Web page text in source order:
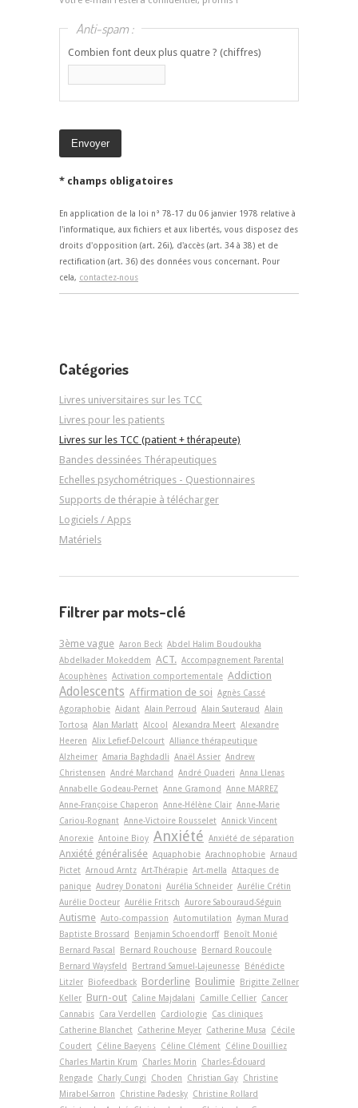
Anti-spam :
Combien font deux plus quatre ? (chiffres)
* champs obligatoires
En application de la loi n° 78-17 du 06 janvier 1978 relative à
l'informatique, aux fichiers et aux libertés, vous disposez des
droits d'opposition (art. 26i), d'accès (art. 34 à 38) et de
rectification (art. 36) des données vous concernant. Pour
cela, contactez-nous
Catégories
Livres universitaires sur les TCC
Livres pour les patients
Livres sur les TCC (patient + thérapeute)
Bandes dessinées Thérapeutiques
Echelles psychométriques - Questionnaires
Supports de thérapie à télécharger
Logiciels / Apps
Matériels
Filtrer par mots-clé
3ème vague Aaron Beck Abdel Halim Boudoukha
Abdelkader Mokeddem ACT. Accompagnement Parental
Acouphènes Activation comportementale Addiction
Adolescents Affirmation de soi Agnès Cassé
Agoraphobie Aidant Alain Perroud Alain Sauteraud Alain
Tortosa Alan Marlatt Alcool Alexandra Meert Alexandre
Heeren Alix Lefief-Delcourt Alliance thérapeutique
Alzheimer Amaria Baghdadli Anaël Assier Andrew
Christensen André Marchand André Quaderi Anna Llenas
Annabelle Godeau-Pernet Anne Gramond Anne MARREZ
Anne-Françoise Chaperon Anne-Hélène Clair Anne-Marie
Cariou-Rognant Anne-Victoire Rousselet Annick Vincent
Anorexie Antoine Bioy Anxiété Anxiété de séparation
Anxiété généralisée Aquaphobie Arachnophobie Arnaud
Pictet Arnoud Arntz Art-Thérapie Art-­mella Attaques de
panique Audrey Donatoni Aurélia Schneider Aurélie Crétin
Aurélie Docteur Aurélie Fritsch Aurore Sabouraud-Séguin
Autisme Auto-compassion Automutilation Ayman Murad
Baptiste Brossard
Benjamin Schoendorff Benoît Monié
Bernard Pascal
Bernard Rouchouse Bernard Roucoule
Bernard Waysfeld
Bertrand Samuel-Lajeunesse Bénédicte
Litzler Biofeedback Borderline Boulimie Brigitte Zellner
Keller Burn-out Caline Majdalani Camille Cellier Cancer
Cannabis Cara Verdellen Cardiologie Cas cliniques
Catherine Blanchet Catherine Meyer Catherine Musa
Cécile
Coudert Céline Baeyens Céline Clément Céline Douilliez
Charles Martin Krum
Charles Morin
Charles-Édouard
Rengade Charly Cungi Choden Christian Gay Christine
Mirabel-Sarron
Christine Padesky Christine Rollard